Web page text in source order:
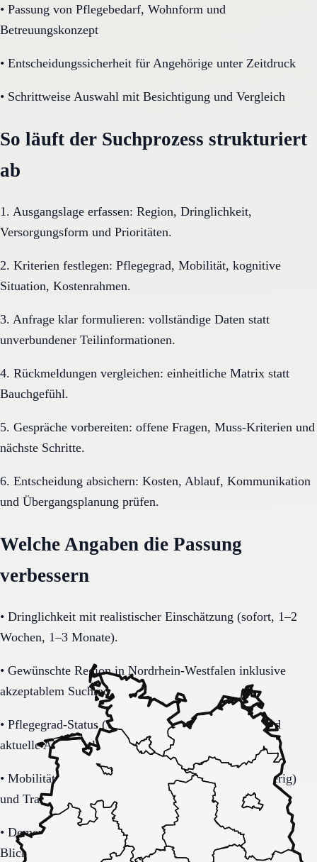
• Passung von Pflegebedarf, Wohnform und
Betreuungskonzept
• Entscheidungssicherheit für Angehörige unter Zeitdruck
• Schrittweise Auswahl mit Besichtigung und Vergleich
So läuft der Suchprozess strukturiert
ab
1. Ausgangslage erfassen: Region, Dringlichkeit,
Versorgungsform und Prioritäten.
2. Kriterien festlegen: Pflegegrad, Mobilität, kognitive
Situation, Kostenrahmen.
3. Anfrage klar formulieren: vollständige Daten statt
unverbundener Teilinformationen.
4. Rückmeldungen vergleichen: einheitliche Matrix statt
Bauchgefühl.
5. Gespräche vorbereiten: offene Fragen, Muss-Kriterien und
nächste Schritte.
6. Entscheidung absichern: Kosten, Ablauf, Kommunikation
und Übergangsplanung prüfen.
Welche Angaben die Passung
verbessern
• Dringlichkeit mit realistischer Einschätzung (sofort, 1–2
Wochen, 1–3 Monate).
• Gewünschte Region in Nordrhein-Westfalen inklusive
akzeptablem Suchradius.
• Pflegegrad-Status (vorhanden, beantragt, unklar) und
aktuelle Alltagsbelastung.
• Mobilität (selbstständig, Rollator, Rollstuhl, bettlägerig)
und Transferbedarf.
• Demenzbezogene Anforderungen (ja, nein, unklar) mit
Blick auf Sicherheitsaspekte.